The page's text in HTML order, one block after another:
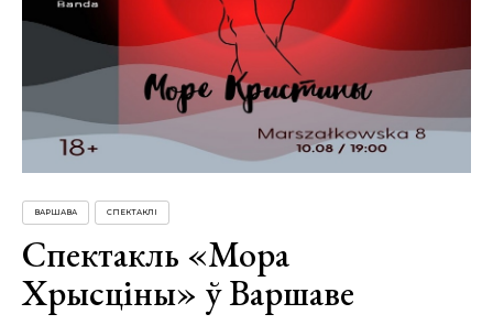
ВАРШАВА СПЕКТАКЛІ
Спектакль «Мора
Хрысціны» ў Варшаве